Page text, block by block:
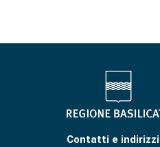
Contatti e indirizzi